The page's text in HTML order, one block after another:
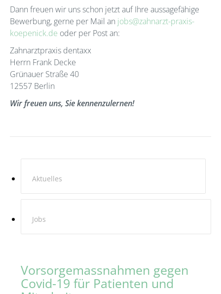
Dann freuen wir uns schon jetzt auf Ihre aussagefähige
Bewerbung, gerne per Mail an jobs@zahnarzt-praxis-
koepenick.de oder per Post an:
Zahnarztpraxis dentaxx
Herrn Frank Decke
Grünauer Straße 40
12557 Berlin
Wir freuen uns, Sie kennenzulernen!
Aktuelles
Jobs
Vorsorgemassnahmen gegen
Covid-19 für Patienten und